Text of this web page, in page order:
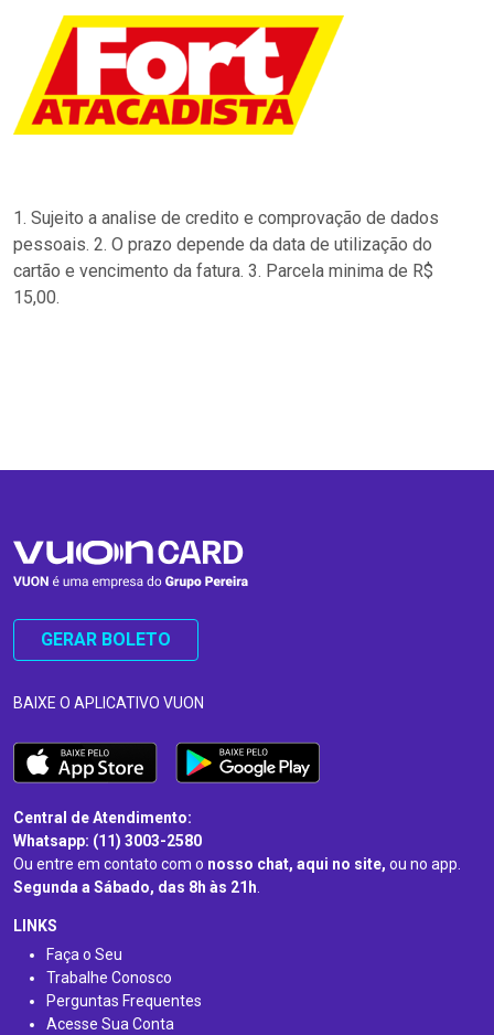
1. Sujeito a analise de credito e comprovação de dados
pessoais. 2. O prazo depende da data de utilização do
cartão e vencimento da fatura. 3. Parcela minima de R$
15,00.
GERAR BOLETO
BAIXE O APLICATIVO VUON
Central de Atendimento:
Whatsapp: (11) 3003-2580
Ou entre em contato com o nosso chat, aqui no site, ou no app.
Segunda a Sábado, das 8h às 21h.
LINKS
Faça o Seu
Trabalhe Conosco
Perguntas Frequentes
Acesse Sua Conta